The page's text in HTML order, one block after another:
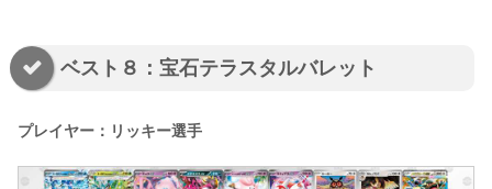
ベスト８：宝石テラスタルバレット
プレイヤー：リッキー選手